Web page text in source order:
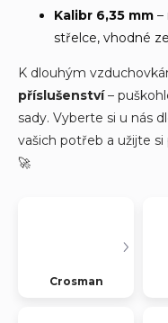
Kalibr 6,35 mm –
střelce, vhodné
K dlouhým
příslušenství–
sady. Vyberte si u nás
vašich potřeb a užijte
🚀
Crosman